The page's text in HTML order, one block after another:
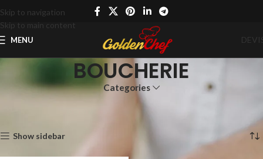
Skip to navigation
Skip to main content
MENU
BOUCHERIE
Categories
Boutique MATÉRIELS PRO BOUCHERIE
Show sidebar